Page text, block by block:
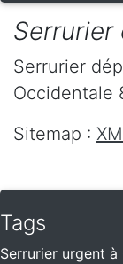
Serrurier
Serrurier
Occidentale
Sitemap :
Tags
Serrurier urgent